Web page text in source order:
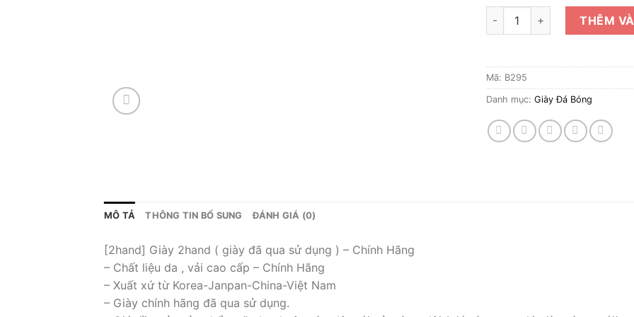
Giày Đá Bóng Hiệu Nike
THÊM
Mã: B295
Danh mục: Giày Đá Bóng
MÔ TẢ THÔNG TIN BỔ SUNG ĐÁNH GIÁ (0)
[2hand] Giày 2hand ( giày đã qua sử dụng ) – Chính Hãng
– Chất liệu da , vải cao cấp – Chính Hãng
– Xuất xứ từ Korea-Janpan-China-Việt Nam
– Giày chính hãng đã qua sử dụng.